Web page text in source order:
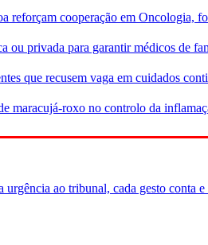
reforçam cooperação em Oncologia,
ou privada para garantir médicos de
que recusem vaga em cuidados
maracujá-roxo no controlo da
urgência ao tribunal, cada gesto conta